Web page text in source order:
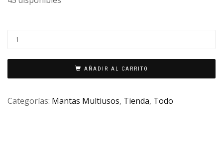
AÑADIR AL CARRITO
Categorías: Mantas Multiusos, Tienda, Todo